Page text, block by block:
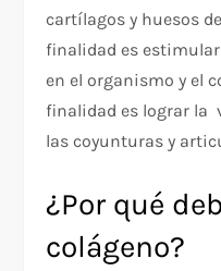
cartílagos y huesos
finalidad es
en el organismo y el
finalidad es lograr la
las coyunturas y
¿Por qué
colágeno?